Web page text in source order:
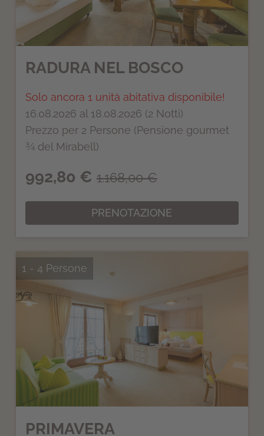
RADURA NEL BOSCO
Solo ancora 1 unità abitativa disponibile!
16.08.2026 al 18.08.2026 (2 Notti)
Prezzo per 2 Persone (Pensione gourmet
¾ del Mirabell)
992,80 € 1.168,00 €
PRENOTAZIONE
1 - 4 Persone
PRIMAVERA